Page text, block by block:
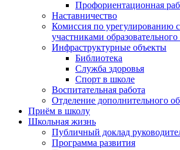
Профориентационная
Наставничество
Комиссия по урегулированию
участниками образовательного
Инфраструктурные объекты
Библиотека
Служба здоровья
Спорт в школе
Воспитательная работа
Отделение дополнительного
Приём в школу
Школьная жизнь
Публичный доклад
Программа развития